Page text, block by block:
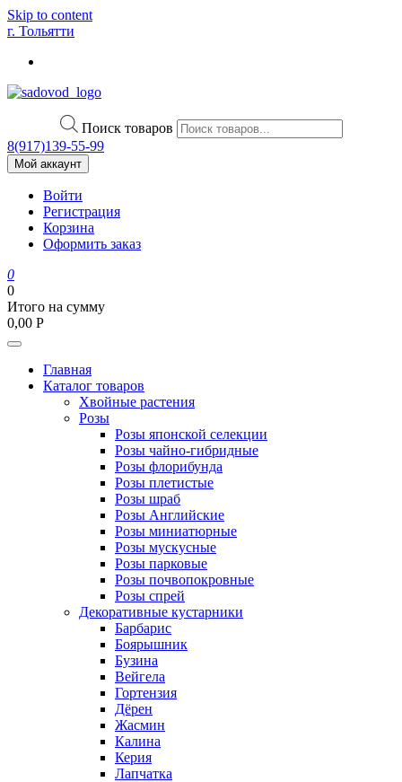
Skip to content
г. Тольятти
Поиск товаров
8(917)139‑55-99
Мой аккаунт
Войти
Регистрация
Корзина
Оформить заказ
0
0
Итого на сумму
0,00 Р
Главная
Каталог товаров
Хвойные растения
Розы
Розы японской селекции
Розы чайно-гибридные
Розы флорибунда
Розы плетистые
Розы шраб
Розы Английские
Розы миниатюрные
Розы мускусные
Розы парковые
Розы почвопокровные
Розы спрей
Декоративные кустарники
Барбарис
Боярышник
Бузина
Вейгела
Гортензия
Дёрен
Жасмин
Калина
Керия
Лапчатка